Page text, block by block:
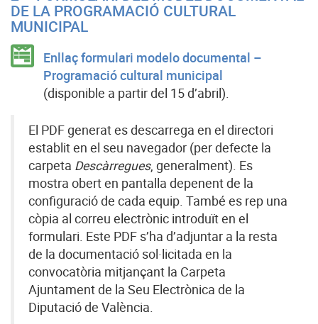
DE LA PROGRAMACIÓ CULTURAL
MUNICIPAL
Enllaç formulari modelo documental –
Programació cultural municipal
(disponible a partir del 15 d’abril).
El PDF generat es descarrega en el directori
establit en el seu navegador (per defecte la
carpeta Descàrregues, generalment). Es
mostra obert en pantalla depenent de la
configuració de cada equip. També es rep una
còpia al correu electrònic introduït en el
formulari. Este PDF s’ha d’adjuntar a la resta
de la documentació sol·licitada en la
convocatòria mitjançant la Carpeta
Ajuntament de la Seu Electrònica de la
Diputació de València.